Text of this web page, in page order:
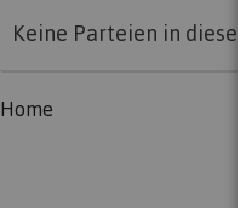
Keine Parteien in
Home